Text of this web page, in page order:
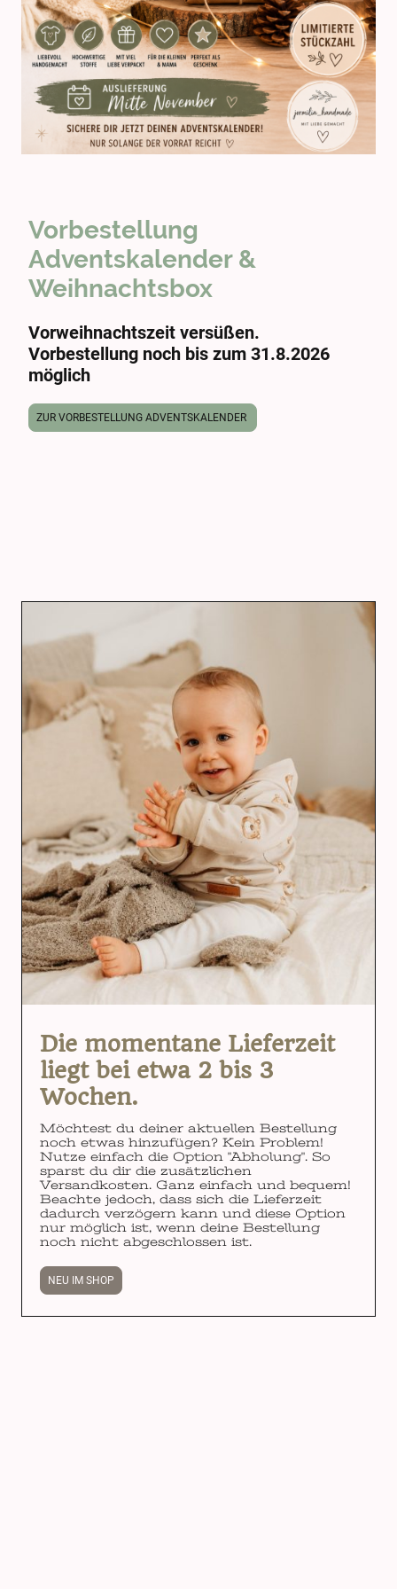
Vorbestellung
Adventskalender &
Weihnachtsbox
Vorweihnachtszeit versüßen.
Vorbestellung noch bis zum 31.8.2026
möglich
ZUR VORBESTELLUNG ADVENTSKALENDER
Die momentane Lieferzeit
liegt bei etwa 2 bis 3
Wochen.
Möchtest du deiner aktuellen Bestellung
noch etwas hinzufügen? Kein Problem!
Nutze einfach die Option "Abholung". So
sparst du dir die zusätzlichen
Versandkosten. Ganz einfach und bequem!
Beachte jedoch, dass sich die Lieferzeit
dadurch verzögern kann und diese Option
nur möglich ist, wenn deine Bestellung
noch nicht abgeschlossen ist.
NEU IM SHOP